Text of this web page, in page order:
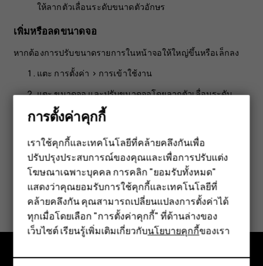
สมาร์ทโฟน
ฟีเจอร์โฟน
อุปกรณ์เสริม
แท็บเล็ต
ให้ลากตัวเลื่อนระดับขนาดตัวอักษร
เพิ่มหรือลดขนาดจอ
หากต้องการปรับขนาดรายการในหน้าจอให้ใหญ่ขึ้นหรือเล็กลง
แตะ การตั้งค่า > การเข้าใช้งาน
แตะขนาดจอและปรับขนาดจอโดยลากตัวเลื่อนระดับ
ขนาดจอ
ข้อมูลนี้มีประโยชน์กับคุณหรือไม่
ใช่ ไม่
การตั้งค่าคุกกี้
เราใช้คุกกี้และเทคโนโลยีที่คล้ายคลึงกันเพื่อ
ปรับปรุงประสบการณ์ของคุณและเพื่อการปรับแต่ง
โฆษณาเฉพาะบุคคล การคลิก "ยอมรับทั้งหมด"
แสดงว่าคุณยอมรับการใช้คุกกี้และเทคโนโลยีที่
คล้ายคลึงกัน คุณสามารถเปลี่ยนแปลงการตั้งค่าได้
ทุกเมื่อโดยเลือก "การตั้งค่าคุกกี้" ที่ด้านล่างของ
เว็บไซต์ เรียนรู้เพิ่มเติมเกี่ยวกับนโยบายคุกกี้ของเรา